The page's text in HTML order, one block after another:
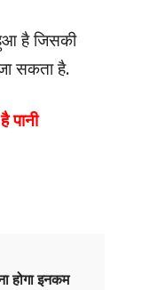
है जिसकी
सकता है.
पानी
इनकम